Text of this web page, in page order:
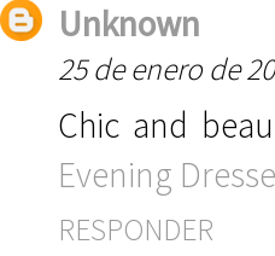
Unknown
25 de enero de
Chic and
Evening Dresse
RESPONDER